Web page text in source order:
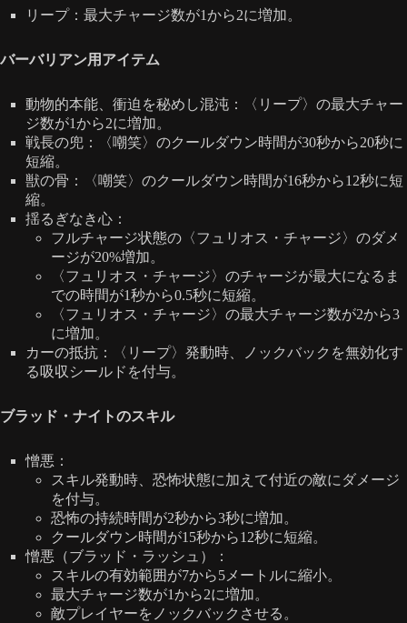
リープ：最大チャージ数が1から2に増加。
バーバリアン用アイテム
動物的本能、衝迫を秘めし混沌：〈リープ〉の最大チャー
ジ数が1から2に増加。
戦長の兜：〈嘲笑〉のクールダウン時間が30秒から20秒に
短縮。
獣の骨：〈嘲笑〉のクールダウン時間が16秒から12秒に短
縮。
揺るぎなき心：
フルチャージ状態の〈フュリオス・チャージ〉のダメ
ージが20%増加。
〈フュリオス・チャージ〉のチャージが最大になるま
での時間が1秒から0.5秒に短縮。
〈フュリオス・チャージ〉の最大チャージ数が2から3
に増加。
カーの抵抗：〈リープ〉発動時、ノックバックを無効化す
る吸収シールドを付与。
ブラッド・ナイトのスキル
憎悪：
スキル発動時、恐怖状態に加えて付近の敵にダメージ
を付与。
恐怖の持続時間が2秒から3秒に増加。
クールダウン時間が15秒から12秒に短縮。
憎悪（ブラッド・ラッシュ）：
スキルの有効範囲が7から5メートルに縮小。
最大チャージ数が1から2に増加。
敵プレイヤーをノックバックさせる。